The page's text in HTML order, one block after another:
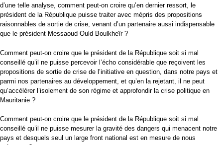
d’une telle analyse, comment peut-on croire qu’en dernier ressort, le
président de la République puisse traiter avec mépris des propositions
raisonnables de sortie de crise, venant d’un partenaire aussi indispensable
que le président Messaoud Ould Boulkheïr ?
Comment peut-on croire que le président de la République soit si mal
conseillé qu’il ne puisse percevoir l’écho considérable que reçoivent les
propositions de sortie de crise de l’initiative en question, dans notre pays et
parmi nos partenaires au développement, et qu’en la rejetant, il ne peut
qu’accélérer l’isolement de son régime et approfondir la crise politique en
Mauritanie ?
Comment peut-on croire que le président de la République soit si mal
conseillé qu’il ne puisse mesurer la gravité des dangers qui menacent notre
pays et desquels seul un large front national est en mesure de nous